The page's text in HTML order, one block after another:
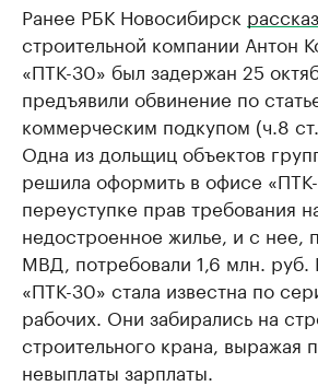
Ранее РБК Новосибирск
строительной компании Антон
«ПТК-30» был задержан 25
предъявили обвинение по
коммерческим подкупом (ч.8
Одна из дольщиц объектов
решила оформить в офисе
переуступке прав требования
недостроенное жилье, и с нее,
МВД, потребовали 1,6 млн. руб.
«ПТК-30» стала известна по
рабочих. Они забирались на
строительного крана, выражая
невыплаты зарплаты.